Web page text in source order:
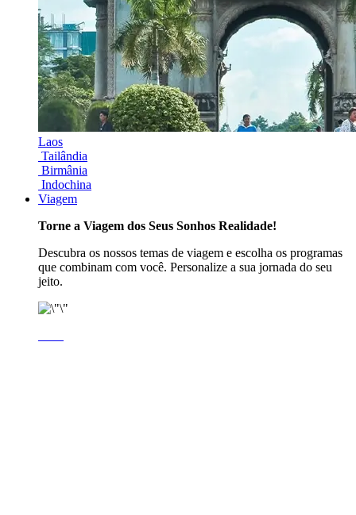
Laos
Tailândia
Birmânia
Indochina
Viagem
Torne a Viagem dos Seus Sonhos Realidade!
Descubra os nossos temas de viagem e escolha os programas
que combinam com você. Personalize a sua jornada do seu
jeito.